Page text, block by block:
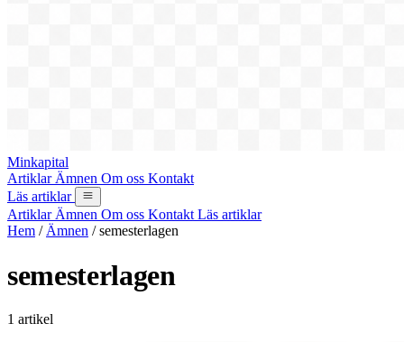
Minkapital
Artiklar Ämnen Om oss Kontakt
Läs artiklar
Artiklar Ämnen Om oss Kontakt Läs artiklar
Hem / Ämnen / semesterlagen
semesterlagen
1 artikel